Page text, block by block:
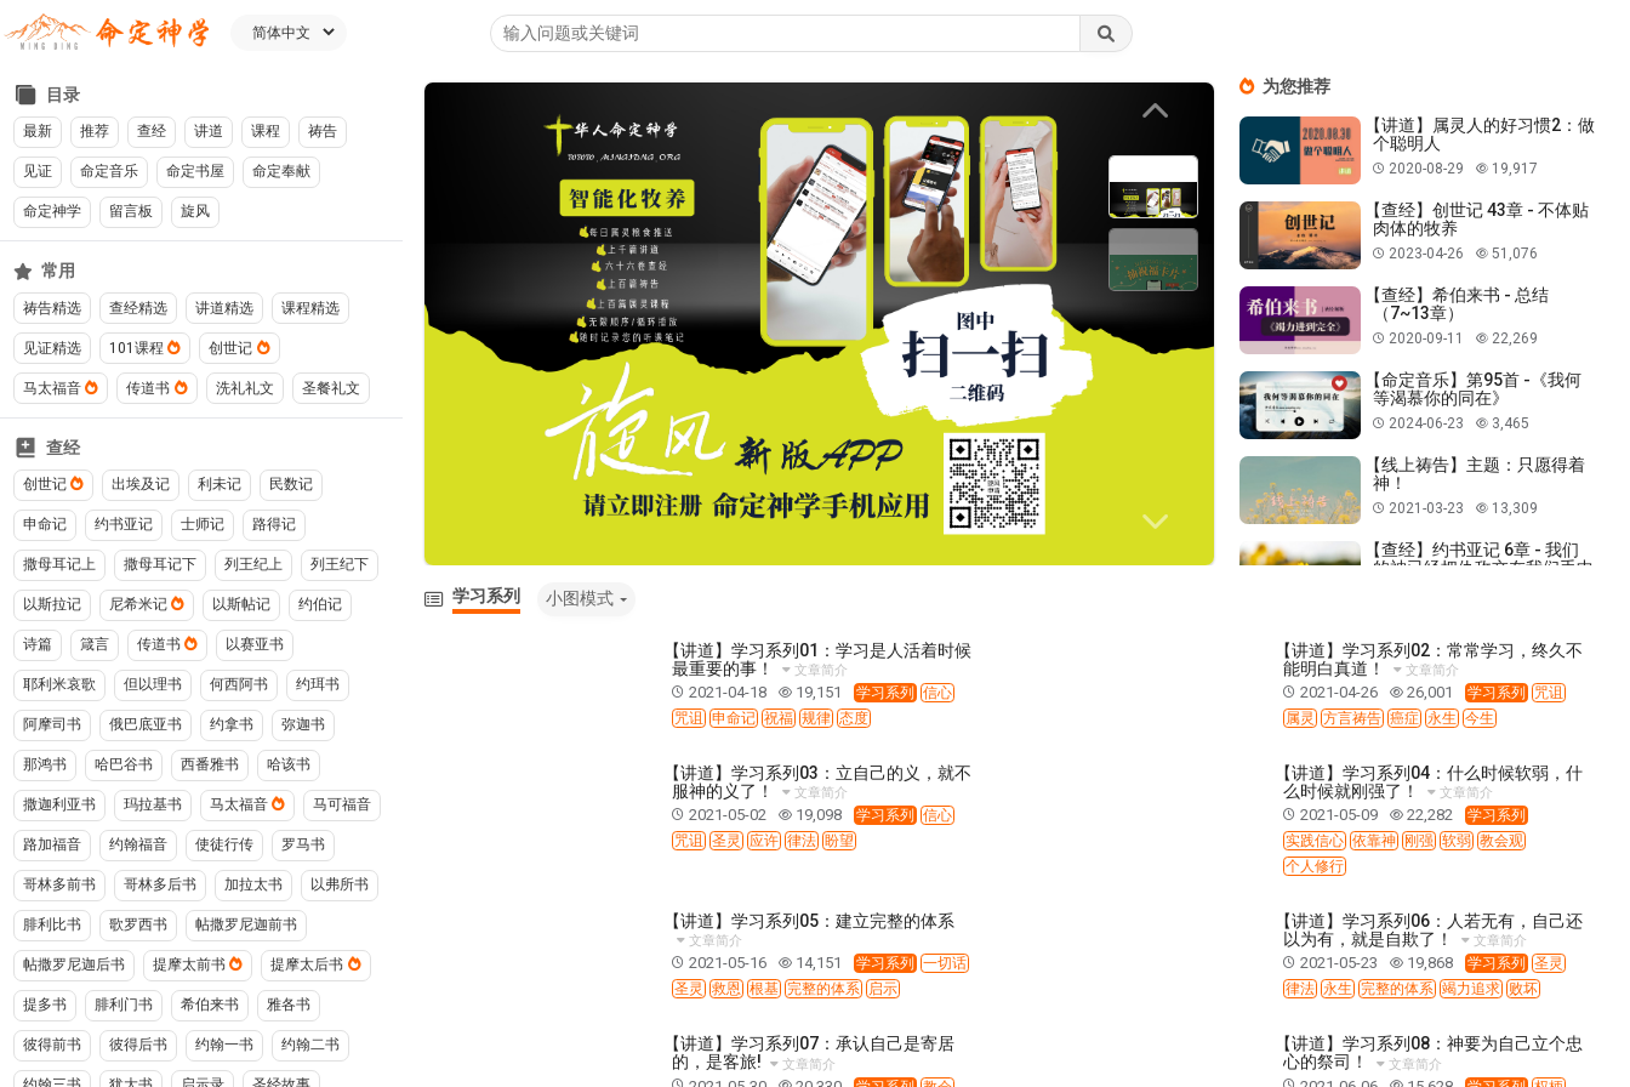
目录
最新 推荐 查经 讲道 课程 祷告
见证 命定音乐 命定书屋 命定奉献
命定神学 留言板 旋风
常用
祷告精选 查经精选 讲道精选 课程精选
见证精选 101课程 创世记
马太福音 传道书 洗礼礼文 圣餐礼文
查经
创世记 出埃及记 利未记 民数记
申命记 约书亚记 士师记 路得记
撒母耳记上 撒母耳记下 列王纪上 列王纪下
以斯拉记 尼希米记 以斯帖记 约伯记
诗篇 箴言 传道书 以赛亚书
耶利米哀歌 但以理书 何西阿书 约珥书
阿摩司书 俄巴底亚书 约拿书 弥迦书
那鸿书 哈巴谷书 西番雅书 哈该书
撒迦利亚书 玛拉基书 马太福音 马可福音
路加福音 约翰福音 使徒行传 罗马书
哥林多前书 哥林多后书 加拉太书 以弗所书
腓利比书 歌罗西书 帖撒罗尼迦前书
帖撒罗尼迦后书 提摩太前书 提摩太后书
提多书 腓利门书 希伯来书 雅各书
彼得前书 彼得后书 约翰一书 约翰二书
为您推荐
【讲道】属灵人的好习惯2：做
个聪明人
2020-08-29 19,917
【查经】创世记 43章 - 不体贴
肉体的牧养
2023-04-26 51,076
【查经】希伯来书 - 总结
（7~13章）
2020-09-11 22,269
【命定音乐】第95首 -《我何
等渴慕你的同在》
2024-06-23 3,465
【线上祷告】主题：只愿得着
神！
2021-03-23 13,309
【查经】约书亚记 6章 - 我们
的神已经把仇敌交在我们手中
是一种智慧
2022-04-15
【查经】箴言 27章 - 为人处事
2022-07-08 27,900
【讲道】- 同得着福音的好处
(2) - 得儿子的名分！
2025-06-29 2,114
2019-02-10 26,910
【查经】使徒行传 17章 - 辩论
取代不了信心
【祷告】主题：对付爱世界，
对付老马！
学习系列 小图模式
【讲道】学习系列01：学习是人活着时候
最重要的事！
文章简介
2021-04-18 19,151 学习系列
信心
咒诅
申命记 祝福 规律 态度
【讲道】学习系列02：常常学习，终久不
能明白真道！
文章简介
2021-04-26 26,001 学习系列
咒诅
属灵
方言祷告 癌症 永生 今生
【讲道】学习系列03：立自己的义，就不
服神的义了！
文章简介
2021-05-02 19,098 学习系列
信心
咒诅
圣灵 应许 律法 盼望
【讲道】学习系列04：什么时候软弱，什
么时候就刚强了！
文章简介
2021-05-09 22,282
学习系列
实践信心 依靠神 刚强 软弱 教会观
个人修行
【讲道】学习系列05：建立完整的体系
文章简介
2021-05-16 14,151 学习系列
一切话
圣灵
救恩 根基 完整的体系 启示
【讲道】学习系列06：人若无有，自己还
以为有，就是自欺了！
文章简介
2021-05-23 19,868 学习系列
圣灵
律法 永生 完整的体系 竭力追求 败坏
【讲道】学习系列07：承认自己是寄居
的，是客旅!
文章简介
【讲道】学习系列08：神要为自己立个忠
心的祭司！
文章简介